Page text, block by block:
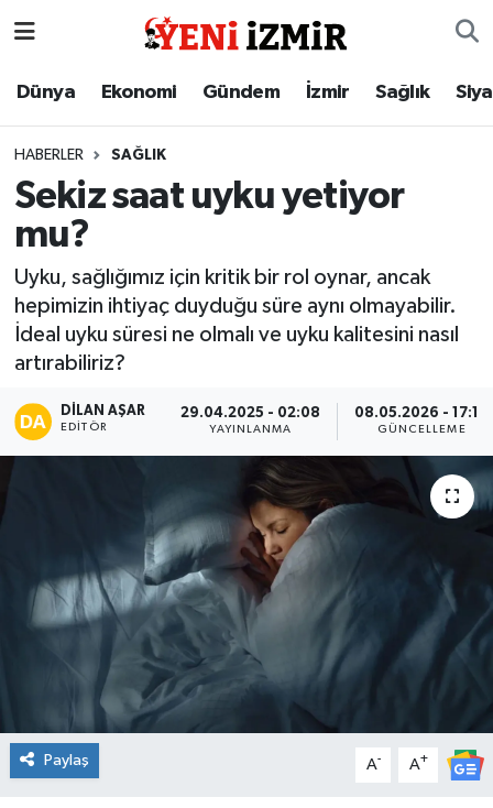
Dünya Ekonomi Gündem İzmir Sağlık
HABERLER SAĞLIK
Sekiz saat uyku yetiyor
mu?
Uyku, sağlığımız için kritik bir rol oynar, ancak
hepimizin ihtiyaç duyduğu süre aynı olmayabilir.
İdeal uyku süresi ne olmalı ve uyku kalitesini nasıl
artırabiliriz?
DILAN AŞAR
EDITÖR
29.04.2025 - 02:08
YAYINLANMA
08.05.2026 - 17:10
GÜNCELLEME
Paylaş A- A+
Dünya
Gündem
İzmir
Sağlık
Siyaset
Magazin
Teknoloji
Tatil ve Seyahat
Çevre
Okul Gazetesi
İzmir Nöbetçi Eczaneler
İzmir Namaz Vakitleri
İzmir Trafik Yoğunluk Haritası
Süper Lig Puan Durumu ve Fikstür
Tüm Manşetler
Son Dakika Haberleri